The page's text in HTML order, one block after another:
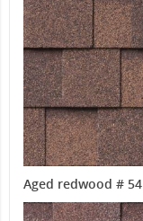
Aged redwood # 54